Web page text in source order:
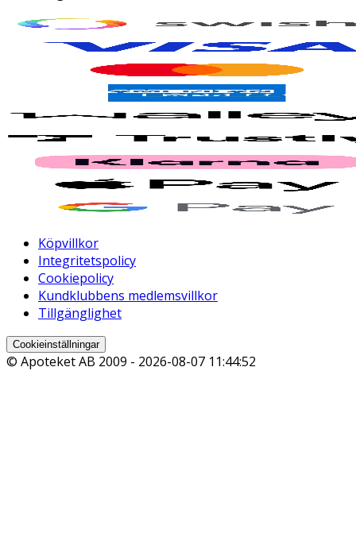
Köpvillkor
Integritetspolicy
Cookiepolicy
Kundklubbens medlemsvillkor
Tillgänglighet
Cookieinställningar
© Apoteket AB 2009 - 2026-08-07 11:44:52